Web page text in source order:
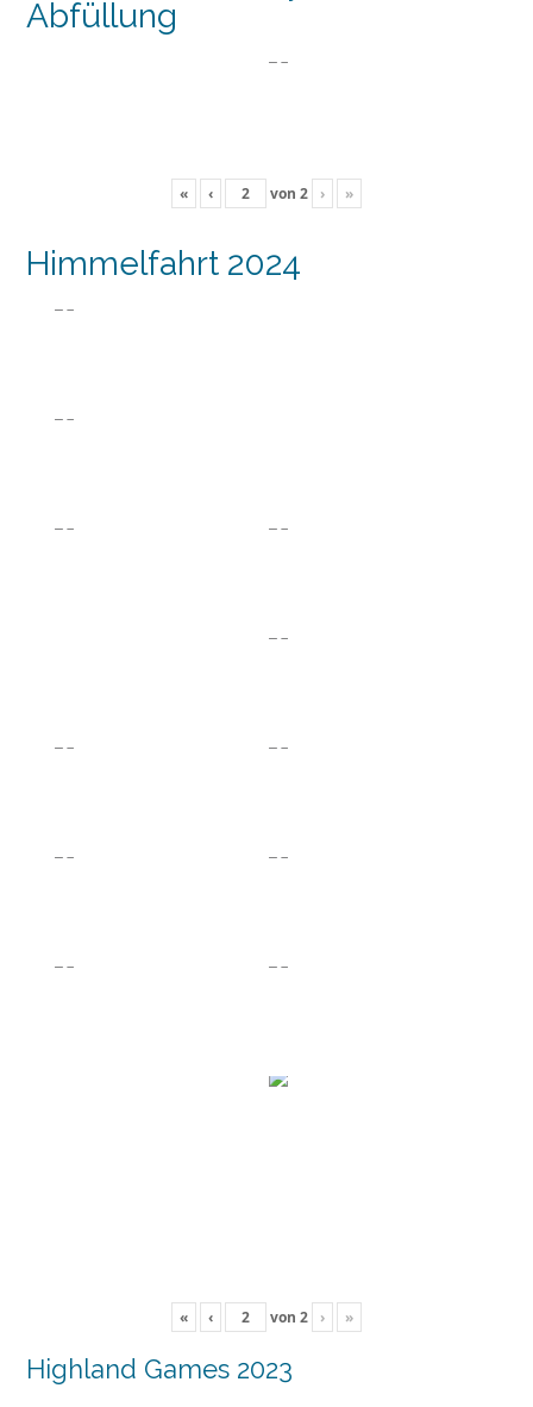
Abfüllung
« ‹ von 2 › »
Himmelfahrt 2024
« ‹ von 2 › »
Highland Games 2023